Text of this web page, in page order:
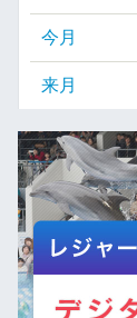
今月
来月